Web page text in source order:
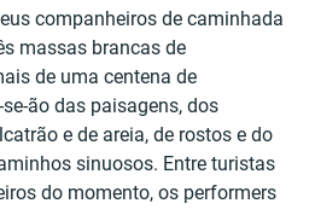
companheiros de caminhada
massas brancas de
de uma centena de
ão das paisagens, dos
e de areia, de rostos e do
sinuosos. Entre turistas
do momento, os performers